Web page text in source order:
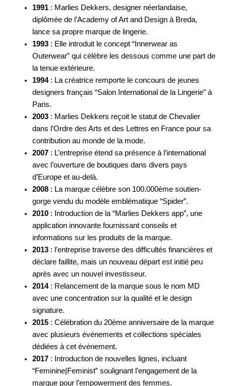
1991: Marlies Dekkers, designer néerlandaise,
diplômée de l’Academy of Art and Design à Breda,
lance sa propre marque de lingerie.
1993: Elle introduit le concept “Innerwear as
Outerwear” qui célèbre les dessous comme une part de
la tenue extérieure.
1994: La créatrice remporte le concours de jeunes
designers français “Salon International de la Lingerie” à
Paris.
2003: Marlies Dekkers reçoit le statut de Chevalier
dans l’Ordre des Arts et des Lettres en France pour sa
contribution au monde de la mode.
2007: L’entreprise étend sa présence à l’international
avec l’ouverture de boutiques dans divers pays
d’Europe et au-delà.
2008: La marque célèbre son 100.000ème soutien-
gorge vendu du modèle emblématique “Spider”.
2010: Introduction de la “Marlies Dekkers app”, une
application innovante fournissant conseils et
informations sur les produits de la marque.
2013: l’entreprise traverse des difficultés financières et
déclare faillite, mais un nouveau départ est initié peu
après avec un nouvel investisseur.
2014: Relancement de la marque sous le nom MD
avec une concentration sur la qualité et le design
signature.
2015: Célébration du 20ème anniversaire de la marque
avec plusieurs événements et collections spéciales
dédiées à cet événement.
2017: Introduction de nouvelles lignes, incluant
“Feminine|Feminist” soulignant l’engagement de la
marque pour l’empowerment des femmes.